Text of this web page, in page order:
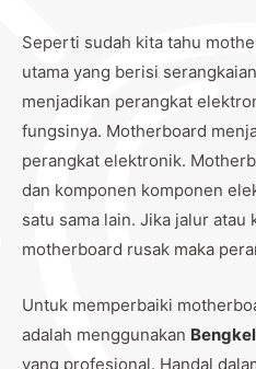
Seperti sudah kita tahu
utama yang berisi
menjadikan perangkat
fungsinya. Motherboard
perangkat elektronik.
dan komponen komponen
satu sama lain. Jika jalur atau
motherboard rusak maka
Untuk memperbaiki
adalah menggunakan
yang profesional. Handal